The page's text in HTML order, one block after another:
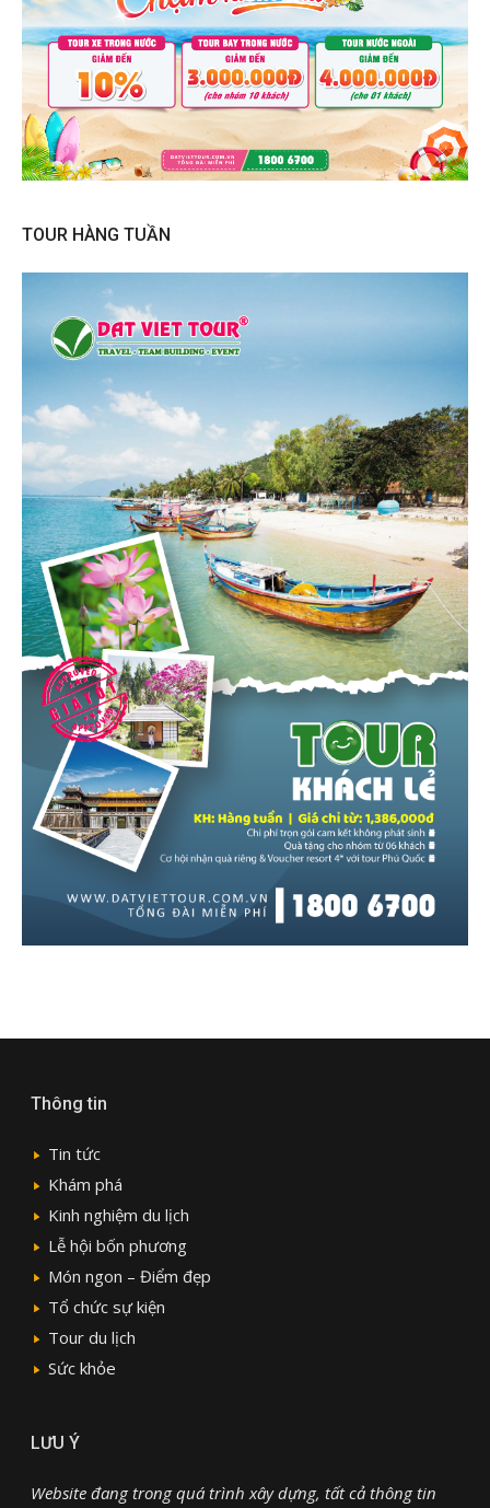
TOUR HÀNG TUẦN
Thông tin
Tin tức
Khám phá
Kinh nghiệm du lịch
Lễ hội bốn phương
Món ngon – Điểm đẹp
Tổ chức sự kiện
Tour du lịch
Sức khỏe
LƯU Ý
Website đang trong quá trình xây dựng, tất cả thông tin